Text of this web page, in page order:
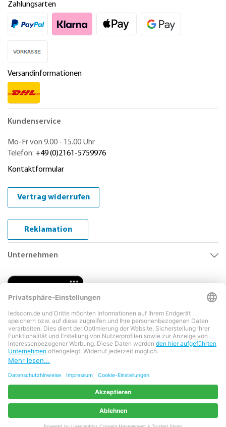
Zahlungsarten
Versandinformationen
Kundenservice
Mo-Fr von 9.00 - 15.00 Uhr
Telefon: +49 (0)2161-5759976
Kontaktformular
Vertrag widerrufen
Reklamation
Unternehmen
Copyright © 2026 LEDs Com GmbH